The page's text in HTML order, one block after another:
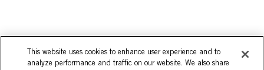
This website uses cookies to enhance user experience and to
analyze performance and traffic on our website. We also share